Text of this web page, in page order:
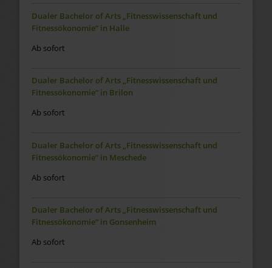
Dualer Bachelor of Arts „Fitnesswissenschaft und
Fitnessökonomie“ in Halle
Ab sofort
Dualer Bachelor of Arts „Fitnesswissenschaft und
Fitnessökonomie“ in Brilon
Ab sofort
Dualer Bachelor of Arts „Fitnesswissenschaft und
Fitnessökonomie“ in Meschede
Ab sofort
Dualer Bachelor of Arts „Fitnesswissenschaft und
Fitnessökonomie“ in Gonsenheim
Ab sofort